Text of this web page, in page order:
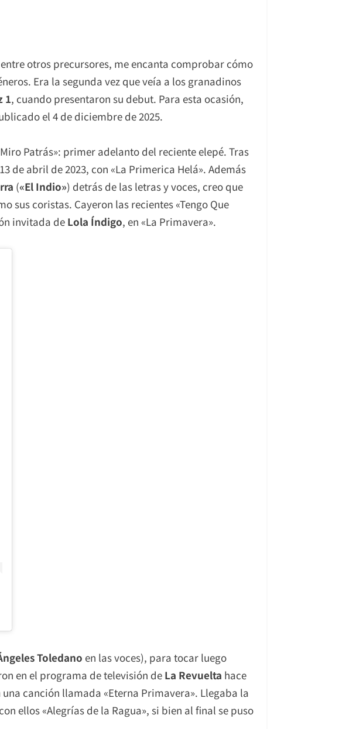
entre otros precursores, me encanta comprobar cómo
Era la segunda vez que veía a los granadinos
1, cuando presentaron su debut. Para esta ocasión,
el 4 de diciembre de 2025.
Patrás»: primer adelanto del reciente elepé. Tras
de abril de 2023, con «La Primerica Helá». Además
(«El Indio») detrás de las letras y voces, creo que
sus coristas. Cayeron las recientes «Tengo Que
invitada de Lola Índigo, en «La Primavera».
Toledano en las voces), para tocar luego
en el programa de televisión de La Revuelta hace
canción llamada «Eterna Primavera». Llegaba la
ellos «Alegrías de la Ragua», si bien al final se puso